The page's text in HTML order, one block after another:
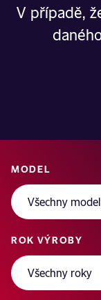
V případě,
MODEL
ROK VÝROBY